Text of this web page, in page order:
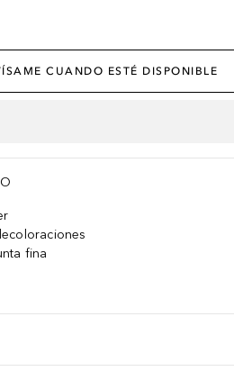
CUANDO ESTÉ DISPONIBLE
fina